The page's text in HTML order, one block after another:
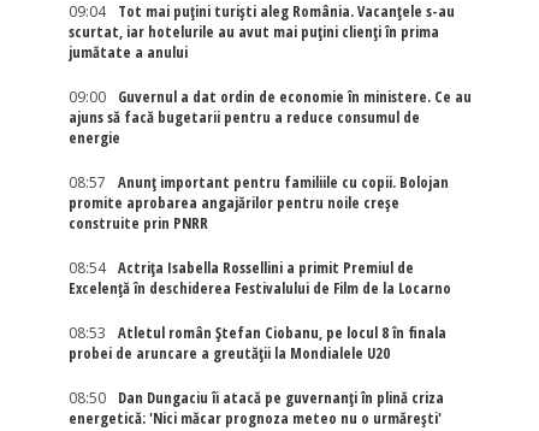
09:04
Tot mai puțini turiști aleg România. Vacanțele s-au
scurtat, iar hotelurile au avut mai puțini clienți în prima
jumătate a anului
09:00
Guvernul a dat ordin de economie în ministere. Ce au
ajuns să facă bugetarii pentru a reduce consumul de
energie
08:57
Anunț important pentru familiile cu copii. Bolojan
promite aprobarea angajărilor pentru noile creșe
construite prin PNRR
08:54
Actriţa Isabella Rossellini a primit Premiul de
Excelenţă în deschiderea Festivalului de Film de la Locarno
08:53
Atletul român Ștefan Ciobanu, pe locul 8 în finala
probei de aruncare a greutății la Mondialele U20
08:50
Dan Dungaciu îi atacă pe guvernanți în plină criza
energetică: 'Nici măcar prognoza meteo nu o urmărești'